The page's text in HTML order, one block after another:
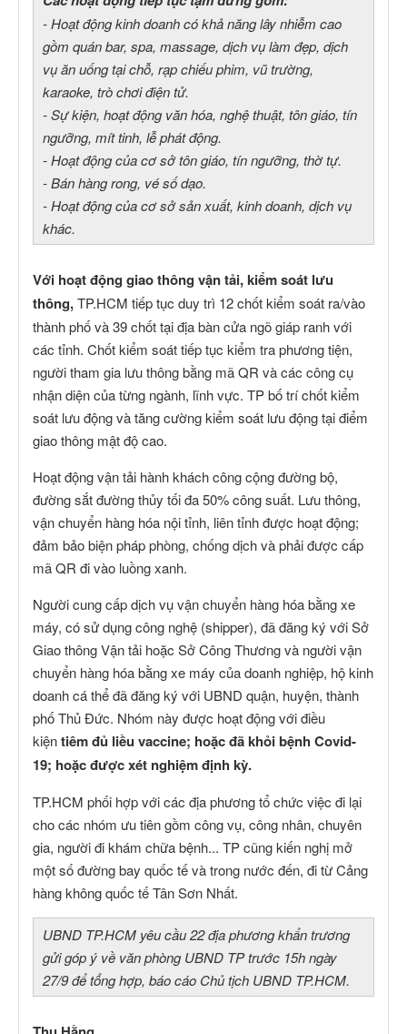
- Hoạt động kinh doanh có khả năng lây nhiễm cao
gồm quán bar, spa, massage, dịch vụ làm đẹp, dịch
vụ ăn uống tại chỗ, rạp chiếu phim, vũ trường,
karaoke, trò chơi điện tử.
- Sự kiện, hoạt động văn hóa, nghệ thuật, tôn giáo, tín
ngưỡng, mít tinh, lễ phát động.
- Hoạt động của cơ sở tôn giáo, tín ngưỡng, thờ tự.
- Bán hàng rong, vé số dạo.
- Hoạt động của cơ sở sản xuất, kinh doanh, dịch vụ
khác.
Với hoạt động giao thông vận tải, kiểm soát lưu
thông,TP.HCM tiếp tục duy trì 12 chốt kiểm soát ra/vào
thành phố và 39 chốt tại địa bàn cửa ngõ giáp ranh với
các tỉnh. Chốt kiểm soát tiếp tục kiểm tra phương tiện,
người tham gia lưu thông bằng mã QR và các công cụ
nhận diện của từng ngành, lĩnh vực. TP bố trí chốt kiểm
soát lưu động và tăng cường kiểm soát lưu động tại điểm
giao thông mật độ cao.
Hoạt động vận tải hành khách công cộng đường bộ,
đường sắt đường thủy tối đa 50% công suất. Lưu thông,
vận chuyển hàng hóa nội tỉnh, liên tỉnh được hoạt động;
đảm bảo biện pháp phòng, chống dịch và phải được cấp
mã QR đi vào luồng xanh.
Người cung cấp dịch vụ vận chuyển hàng hóa bằng xe
máy, có sử dụng công nghệ (shipper), đã đăng ký với Sở
Giao thông Vận tải hoặc Sở Công Thương và người vận
chuyển hàng hóa bằng xe máy của doanh nghiệp, hộ kinh
doanh cá thể đã đăng ký với UBND quận, huyện, thành
phố Thủ Đức. Nhóm này được hoạt động với điều
kiệntiêm đủ liều vaccine; hoặc đã khỏi bệnh Covid-
19; hoặc được xét nghiệm định kỳ.
TP.HCM phối hợp với các địa phương tổ chức việc đi lại
cho các nhóm ưu tiên gồm công vụ, công nhân, chuyên
gia, người đi khám chữa bệnh... TP cũng kiến nghị mở
một số đường bay quốc tế và trong nước đến, đi từ Cảng
hàng không quốc tế Tân Sơn Nhất.
UBND TP.HCM yêu cầu 22 địa phương khẩn trương
gửi góp ý về văn phòng UBND TP trước 15h ngày
27/9 để tổng hợp, báo cáo Chủ tịch UBND TP.HCM.